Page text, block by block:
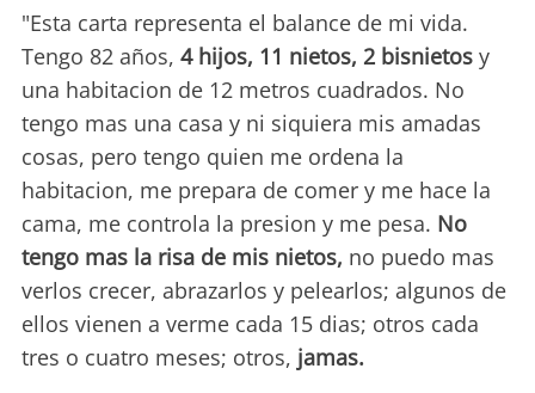
"Esta carta representa el balance de mi vida.
Tengo 82 años, 4 hijos, 11 nietos, 2 bisnietos y
una habitacion de 12 metros cuadrados. No
tengo mas una casa y ni siquiera mis amadas
cosas, pero tengo quien me ordena la
habitacion, me prepara de comer y me hace la
cama, me controla la presion y me pesa. No
tengo mas la risa de mis nietos, no puedo mas
verlos crecer, abrazarlos y pelearlos; algunos de
ellos vienen a verme cada 15 dias; otros cada
tres o cuatro meses; otros, jamas.